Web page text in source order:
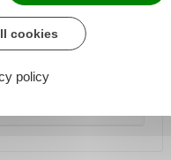
sortie scolaire.
cookies
policy